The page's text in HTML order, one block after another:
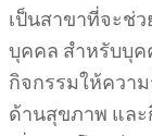
เป็นสาขาที่จะช่
บุคคล สำหรับบุค
กิจกรรมให้ควา
ด้านสุขภาพ และ